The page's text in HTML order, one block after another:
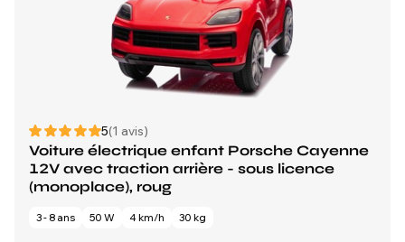
5(1 avis)
Voiture électrique enfant Porsche Cayenne
12V avec traction arrière - sous licence
(monoplace), roug
3 - 8 ans 50 W 4 km/h 30 kg